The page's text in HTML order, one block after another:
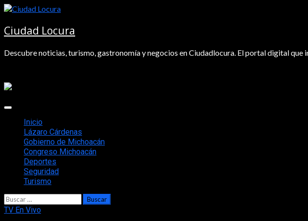
Saltar
contenido
Ciudad Locura
Descubre noticias, turismo, gastronomía y negocios en Ciudadlocura. El portal digital que
Menú
principalInicio
Lázaro Cárdenas
Gobierno de Michoacán
Congreso Michoacán
Deportes
Seguridad
Turismo
Buscar:
TV En Vivo